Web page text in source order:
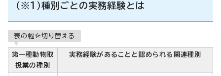
（※1）種別ごとの実務経験とは
表の幅を切り替える
第一種動物取
扱業の種別
実務経験があることと認められる関連種別